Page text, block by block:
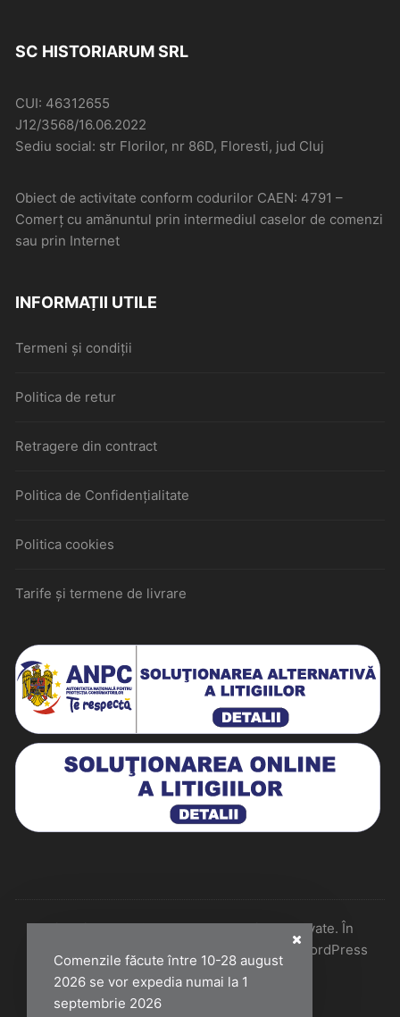
Comenzile făcute între 10-28 august
2026 se vor expedia numai la 1
septembrie 2026
SC HISTORIARUM SRL
CUI: 46312655
J12/3568/16.06.2022
Sediu social: str Florilor, nr 86D, Floresti, jud Cluj
Obiect de activitate conform codurilor CAEN: 4791 –
Comerţ cu amănuntul prin intermediul caselor de comenzi
sau prin Internet
INFORMAȚII UTILE
Termeni și condiții
Politica de retur
Retragere din contract
Politica de Confidențialitate
Politica cookies
Tarife și termene de livrare
Historiarum 2026 - Toate drepturile rezervate. În
colaborare cu Perfect Pixel & Mentenanță WordPress